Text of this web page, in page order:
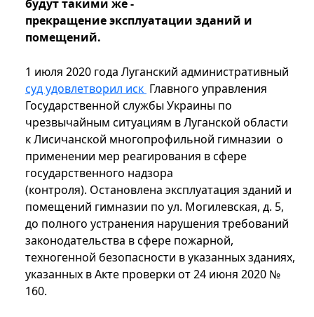
будут такими же -
прекращение эксплуатации зданий и
помещений.
1 июля 2020 года Луганский административный
суд удовлетворил иск Главного управления
Государственной службы Украины по
чрезвычайным ситуациям в Луганской области
к Лисичанской многопрофильной гимназии о
применении мер реагирования в сфере
государственного надзора
(контроля). Остановлена эксплуатация зданий и
помещений гимназии по ул. Могилевская, д. 5,
до полного устранения нарушения требований
законодательства в сфере пожарной,
техногенной безопасности в указанных зданиях,
указанных в Акте проверки от 24 июня 2020 №
160.